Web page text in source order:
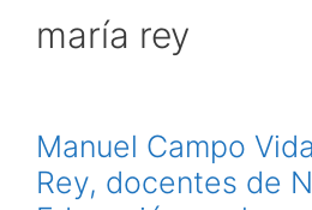
maría rey
Manuel Campo
Rey, docentes de